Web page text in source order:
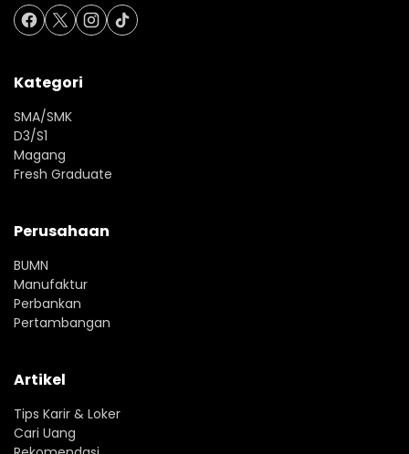
Kategori
SMA/SMK
D3/S1
Magang
Fresh Graduate
Perusahaan
BUMN
Manufaktur
Perbankan
Pertambangan
Artikel
Tips Karir & Loker
Cari Uang